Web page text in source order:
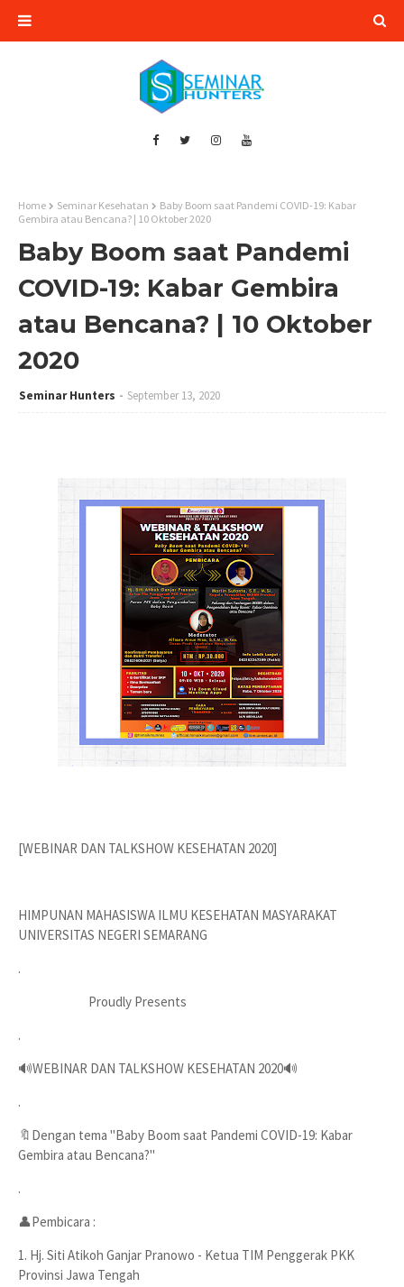
Home Seminar Kesehatan
Baby Boom saat Pandemi COVID-19: Kabar
Gembira atau Bencana? | 10 Oktober 2020
Baby Boom saat Pandemi
COVID-19: Kabar Gembira
atau Bencana? | 10 Oktober
2020
Seminar Hunters September 13, 2020
[WEBINAR DAN TALKSHOW KESEHATAN 2020]
HIMPUNAN MAHASISWA ILMU KESEHATAN MASYARAKAT
UNIVERSITAS NEGERI SEMARANG
.
Proudly Presents
.
🔊WEBINAR DAN TALKSHOW KESEHATAN 2020🔊
.
🔖Dengan tema "Baby Boom saat Pandemi COVID-19: Kabar
Gembira atau Bencana?"
.
👤Pembicara :
1. Hj. Siti Atikoh Ganjar Pranowo - Ketua TIM Penggerak PKK
Provinsi Jawa Tengah